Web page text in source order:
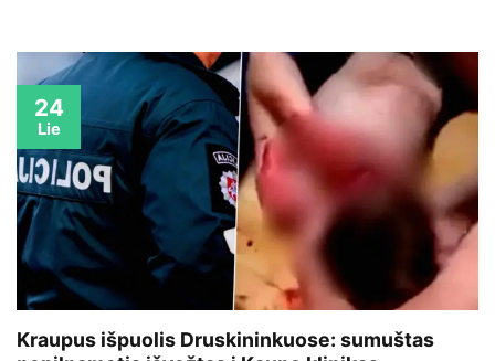
Kraupus išpuolis Druskininkuose: sumuštas
24
Lie